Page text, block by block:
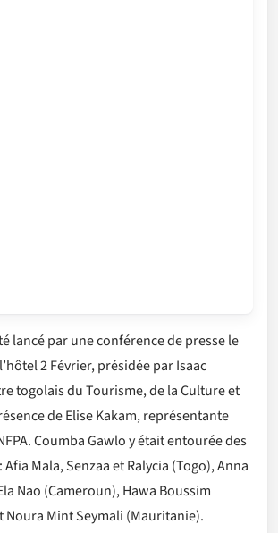
lancé par une conférence de presse le
2 Février, présidée par Isaac
togolais du Tourisme, de la Culture et
de Elise Kakam, représentante
Coumba Gawlo y était entourée des
Mala, Senzaa et Ralycia (Togo), Anna
Nao (Cameroun), Hawa Boussim
Noura Mint Seymali (Mauritanie).